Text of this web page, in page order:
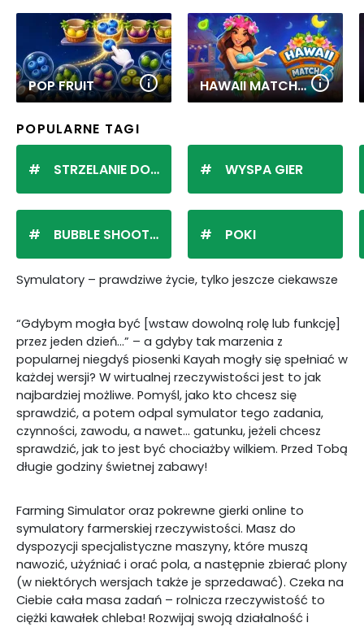
POP FRUIT HAWAII MATCH 6
POPULARNE TAGI
STRZELANIE DO KULEK
BUBBLE SHOOTER
WYSPA GIER
POKI
Symulatory – prawdziwe życie, tylko jeszcze ciekawsze
“Gdybym mogła być [wstaw dowolną rolę lub funkcję]
przez jeden dzień…” – a gdyby tak marzenia z
popularnej niegdyś piosenki Kayah mogły się spełniać w
każdej wersji? W wirtualnej rzeczywistości jest to jak
najbardziej możliwe. Pomyśl, jako kto chcesz się
sprawdzić, a potem odpal symulator tego zadania,
czynności, zawodu, a nawet… gatunku, jeżeli chcesz
sprawdzić, jak to jest być chociażby wilkiem. Przed Tobą
długie godziny świetnej zabawy!
Farming Simulator oraz pokrewne gierki online to
symulatory farmerskiej rzeczywistości. Masz do
dyspozycji specjalistyczne maszyny, które muszą
nawozić, użyźniać i orać pola, a następnie zbierać plony
(w niektórych wersjach także je sprzedawać). Czeka na
Ciebie cała masa zadań – rolnicza rzeczywistość to
ciężki kawałek chleba! Rozwijaj swoją działalność i